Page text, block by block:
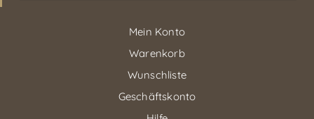
Mein Konto
Warenkorb
Wunschliste
Geschäftskonto